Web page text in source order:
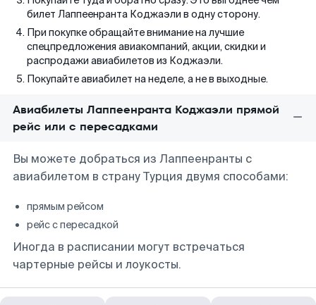
билет Лаппеенранта Коджаэли в одну сторону.
При покупке обращайте внимание на лучшие
спецпредложения авиакомпаний, акции, скидки и
распродажи авиабилетов из Коджаэли.
Покупайте авиабилет на неделе, а не в выходные.
Авиабилеты Лаппеенранта Коджаэли прямой
рейс или с пересадками
Вы можете добраться из Лаппеенранты с
авиабилетом в страну Турция двумя способами:
прямым рейсом
рейс с пересадкой
Иногда в расписании могут встречаться
чартерные рейсы и лоукосты.